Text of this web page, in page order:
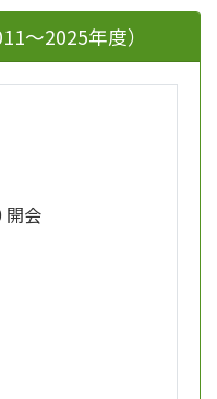
～2025年度）
開会